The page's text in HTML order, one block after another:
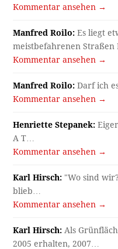
Kommentar ansehen →
Manfred Roilo: Es liegt
meistbefahrenen Straßen
Kommentar ansehen →
Manfred Roilo: Darf ich
Kommentar ansehen →
Henriette Stepanek:
A T…
Kommentar ansehen →
Karl Hirsch: "Wo sind
blieb…
Kommentar ansehen →
Karl Hirsch: Als
2005 erhalten, 2007…